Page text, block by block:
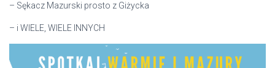
– Sękacz Mazurski prosto z Giżycka
– i WIELE, WIELE INNYCH